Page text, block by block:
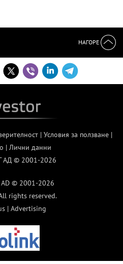
НАГОРЕ
| Условия за ползване|
| Лични данни
АД © 2001-2026
AD © 2001-2026
rights reserved.
| Advertising